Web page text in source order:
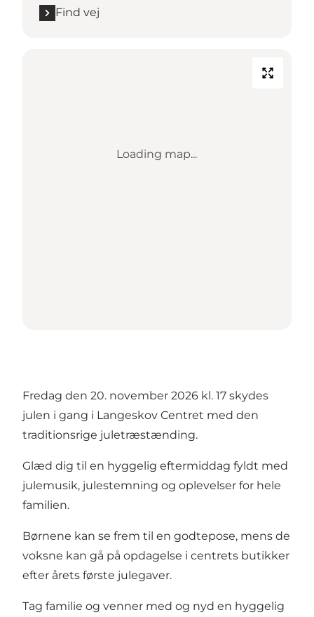
Find vej
Loading map...
Fredag den 20. november 2026 kl. 17 skydes
julen i gang i Langeskov Centret med den
traditionsrige juletræstænding.
Glæd dig til en hyggelig eftermiddag fyldt med
julemusik, julestemning og oplevelser for hele
familien.
Børnene kan se frem til en godtepose, mens de
voksne kan gå på opdagelse i centrets butikker
efter årets første julegaver.
Tag familie og venner med og nyd en hyggelig